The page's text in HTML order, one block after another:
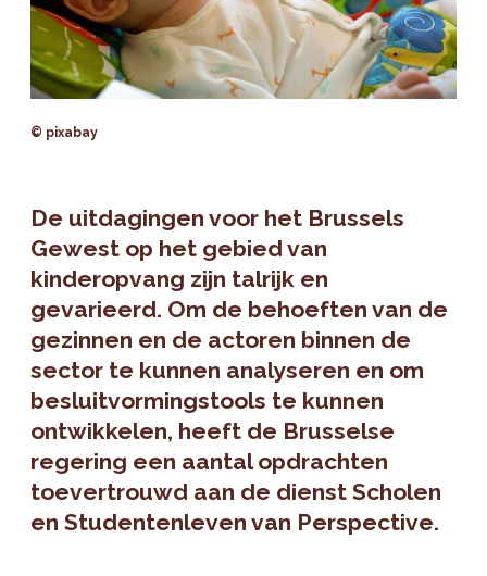
© pixabay
De uitdagingen voor het Brussels
Gewest op het gebied van
kinderopvang zijn talrijk en
gevarieerd. Om de behoeften van de
gezinnen en de actoren binnen de
sector te kunnen analyseren en om
besluitvormingstools te kunnen
ontwikkelen, heeft de Brusselse
regering een aantal opdrachten
toevertrouwd aan de dienst Scholen
en Studentenleven van Perspective.